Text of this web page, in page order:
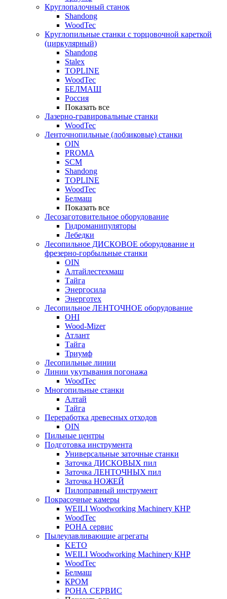
Круглопалочный станок
Shandong
WoodTec
Круглопильные станки с торцовочной кареткой
(циркулярный)
Shandong
Stalex
TOPLINE
WoodTec
БЕЛМАШ
Россия
Показать все
Лазерно-гравировальные станки
WoodTec
Ленточнопильные (лобзиковые) станки
OIN
PROMA
SCM
Shandong
TOPLINE
WoodTec
Белмаш
Показать все
Лесозаготовительное оборудование
Гидроманипуляторы
Лебедки
Лесопильное ДИСКОВОЕ оборудование и
фрезерно-горбыльные станки
OIN
Алтайлестехмаш
Тайга
Энергосила
Энерготех
Лесопильное ЛЕНТОЧНОЕ оборудование
OHI
Wood-Mizer
Атлант
Тайга
Триумф
Лесопильные линии
Линии укутывания погонажа
WoodTec
Многопильные станки
Алтай
Тайга
Переработка древесных отходов
OIN
Пильные центры
Подготовка инструмента
Универсальные заточные станки
Заточка ДИСКОВЫХ пил
Заточка ЛЕНТОЧНЫХ пил
Заточка НОЖЕЙ
Пилоправный инструмент
Покрасочные камеры
WEILI Woodworking Machinery КНР
WoodTec
РОНА сервис
Пылеулавливающие агрегаты
KETO
WEILI Woodworking Machinery КНР
WoodTec
Белмаш
КРОМ
РОНА СЕРВИС